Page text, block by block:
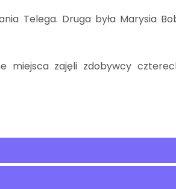
Telega. Druga była Marysia
miejsca zajęli zdobywcy